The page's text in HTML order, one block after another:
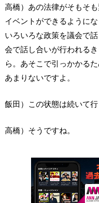
高橋）あの法律がそもそ
イベントができるように
いろいろな政策を議会で
会で話し合いが行われる
ら。あそこで引っかかる
あまりないですよ。
飯田）この状態は続いて行
高橋）そうですね。